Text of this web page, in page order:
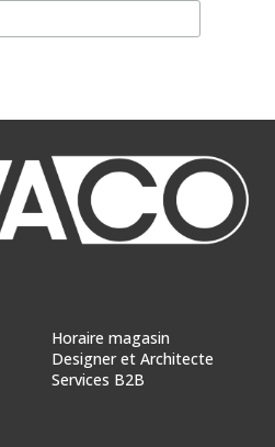
Horaire magasin
Designer et Architecte
Services B2B